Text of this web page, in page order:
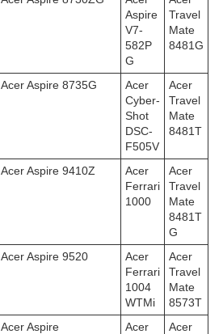
Aspire
V7-
582P
G
Travel
Mate
8481G
Acer Aspire 8735G
Acer
Cyber-
Shot
DSC-
F505V
Acer
Travel
Mate
8481T
Acer Aspire 9410Z
Acer
Ferrari
1000
Acer
Travel
Mate
8481T
G
Acer Aspire 9520
Acer
Ferrari
1004
WTMi
Acer
Travel
Mate
8573T
Acer Aspire
Acer
Acer